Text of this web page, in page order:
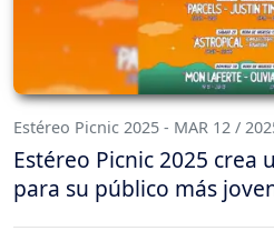
Estéreo Picnic 2025 - MAR 12 /
Estéreo Picnic 2025 crea
para su público más